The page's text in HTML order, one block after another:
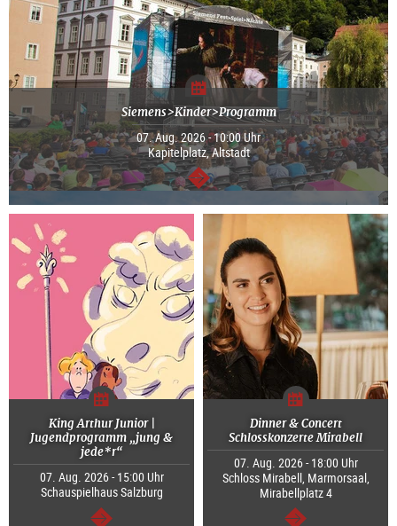
Siemens>Kinder>Programm
07. Aug. 2026 - 10:00 Uhr
Kapitelplatz, Altstadt
weiter
King Arthur Junior |
Jugendprogramm „jung &
jede*r“
07. Aug. 2026 - 15:00 Uhr
Schauspielhaus Salzburg
Dinner & Concert
Schlosskonzerte Mirabell
07. Aug. 2026 - 18:00 Uhr
Schloss Mirabell, Marmorsaal,
Mirabellplatz 4